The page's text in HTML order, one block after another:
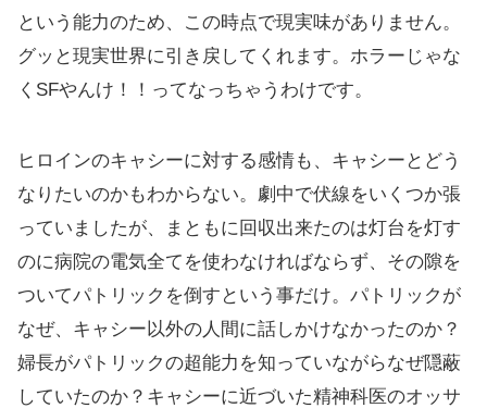
という能力のため、この時点で現実味がありません。
グッと現実世界に引き戻してくれます。ホラーじゃな
くSFやんけ！！ってなっちゃうわけです。
ヒロインのキャシーに対する感情も、キャシーとどう
なりたいのかもわからない。劇中で伏線をいくつか張
っていましたが、まともに回収出来たのは灯台を灯す
のに病院の電気全てを使わなければならず、その隙を
ついてパトリックを倒すという事だけ。パトリックが
なぜ、キャシー以外の人間に話しかけなかったのか？
婦長がパトリックの超能力を知っていながらなぜ隠蔽
していたのか？キャシーに近づいた精神科医のオッサ